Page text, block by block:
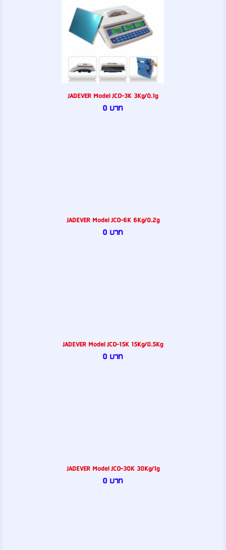
JADEVER Model JCO-3K 3Kg/0.1g
0 บาท
JADEVER Model JCO-6K 6Kg/0.2g
0 บาท
JADEVER Model JCO-15K 15Kg/0.5Kg
0 บาท
JADEVER Model JCO-30K 30Kg/1g
0 บาท